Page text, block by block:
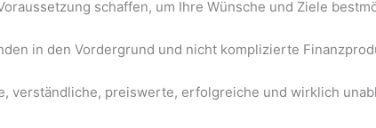
schaffen, um Ihre Wünsche und Ziele
in den Vordergrund und nicht komplizierte
verständliche, preiswerte, erfolgreiche und wirklich